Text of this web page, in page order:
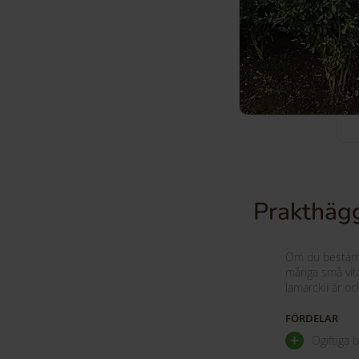
Om du
många små
lamarckii är
FÖRDELAR
Ogiftiga